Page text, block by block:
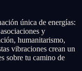
única de energías:
y
humanitarismo,
vibraciones crean un
sobre tu camino de